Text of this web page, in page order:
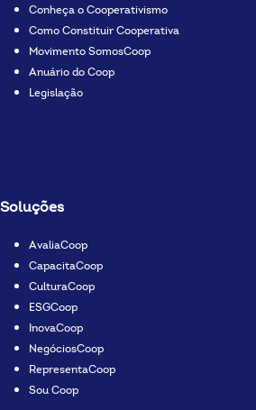
Conheça o Cooperativismo
Como Constituir Cooperativa
Movimento SomosCoop
Anuário do Coop
Legislação
Soluções
AvaliaCoop
CapacitaCoop
CulturaCoop
ESGCoop
InovaCoop
NegóciosCoop
RepresentaCoop
Sou Coop